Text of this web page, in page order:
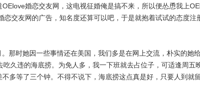
婚恋交友网，这电视征婚俺是搞不来，所以便怂恿我上
恋交友网的广告，知名度还算可以吧，于是就抱着试试的态度注
那时她因一些事情还在美国，我们多是在网上交流，朴实的她
吃久违的海底捞。为免人多，我一下班就去占位子，可适逢周五
多等了三个钟。不得不说下，海底捞这点真是好，只要人到就